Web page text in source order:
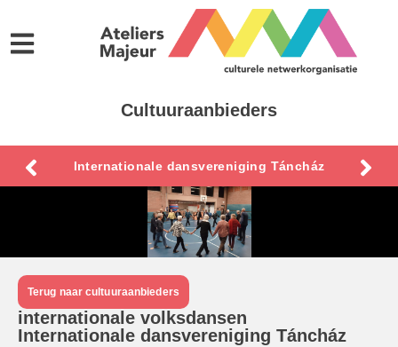
Cultuuraanbieders
Internationale dansvereniging Táncház
Terug naar cultuuraanbieders
internationale volksdansen
Internationale dansvereniging Táncház